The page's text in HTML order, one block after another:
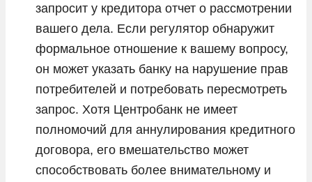
запросит у кредитора отчет о рассмотрении
вашего дела. Если регулятор обнаружит
формальное отношение к вашему вопросу,
он может указать банку на нарушение прав
потребителей и потребовать пересмотреть
запрос. Хотя Центробанк не имеет
полномочий для аннулирования кредитного
договора, его вмешательство может
способствовать более внимательному и